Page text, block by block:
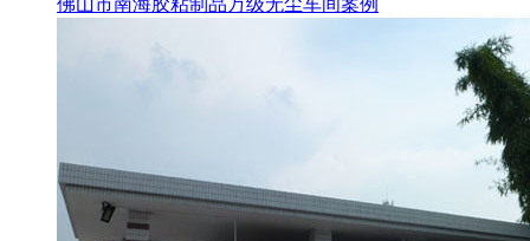
佛山市南海胶粘制品万级无尘车间案例